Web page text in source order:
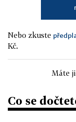
Nebo zkuste
Kč.
Máte
Co se